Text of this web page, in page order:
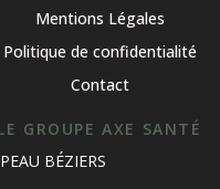
Mentions Légales
Politique de confidentialité
Contact
GROUPE AXE SANTÉ
BÉZIERS